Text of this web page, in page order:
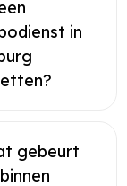
in
gebeurt